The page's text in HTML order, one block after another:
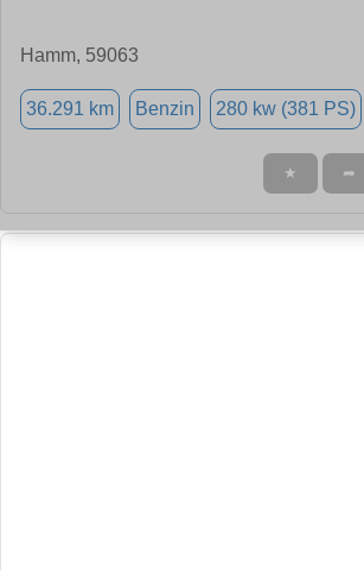
Hamm, 59063
36.291 km Benzin 280 kw (381 PS)
★ ➦